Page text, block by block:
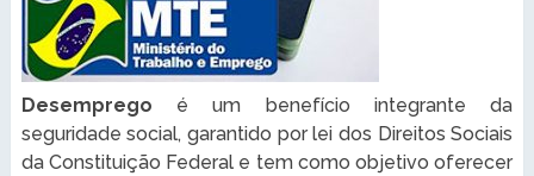
Desemprego é um benefício integrante da
seguridade social, garantido por lei dos Direitos Sociais
da Constituição Federal e tem como objetivo oferecer